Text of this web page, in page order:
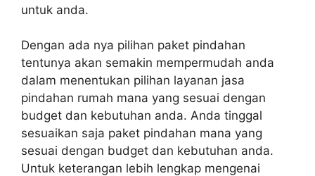
untuk anda.
Dengan ada nya pilihan paket pindahan
tentunya akan semakin mempermudah anda
dalam menentukan pilihan layanan jasa
pindahan rumah mana yang sesuai dengan
budget dan kebutuhan anda. Anda tinggal
sesuaikan saja paket pindahan mana yang
sesuai dengan budget dan kebutuhan anda.
Untuk keterangan lebih lengkap mengenai